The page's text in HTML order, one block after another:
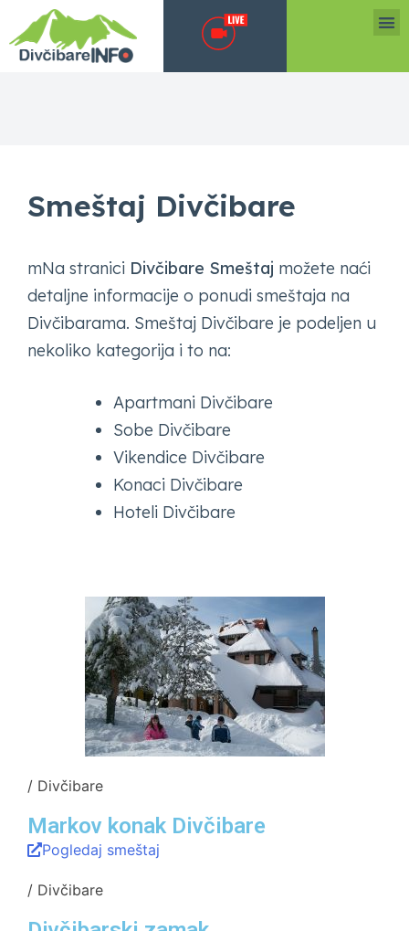
Smeštaj Divčibare
mNa stranici Divčibare Smeštaj možete naći
detaljne informacije o ponudi smeštaja na
Divčibarama. Smeštaj Divčibare je podeljen u
nekoliko kategorija i to na:
Apartmani Divčibare
Sobe Divčibare
Vikendice Divčibare
Konaci Divčibare
Hoteli Divčibare
/ Divčibare
Markov konak Divčibare
Pogledaj smeštaj
/ Divčibare